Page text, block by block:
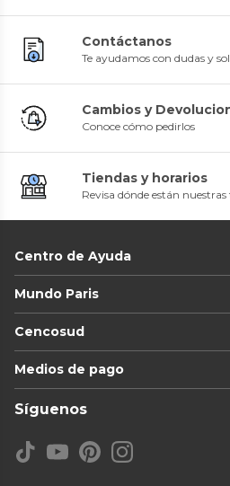
Contáctanos
Te ayudamos con dudas y
Cambios y
Conoce cómo pedirlos
Tiendas y horarios
Revisa dónde están nuestras
Centro de Ayuda
Mundo Paris
Cencosud
Medios de pago
Síguenos